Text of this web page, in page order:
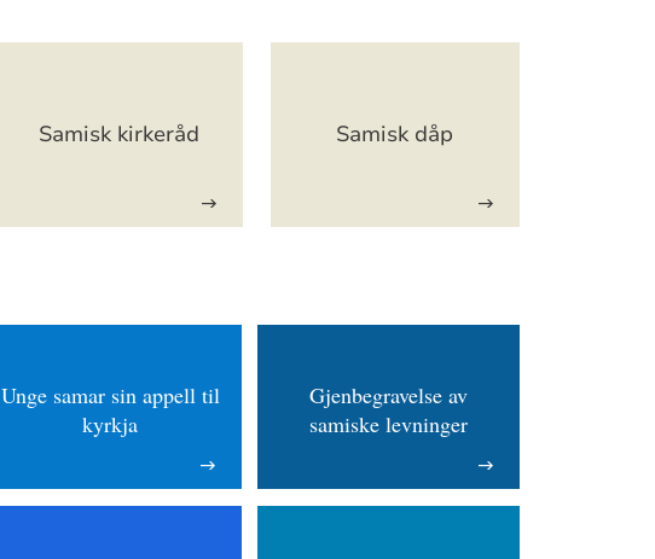
Samisk kirkeråd Samisk dåp
Unge samar sin appell til
kyrkja
Gjenbegravelse av
samiske levninger